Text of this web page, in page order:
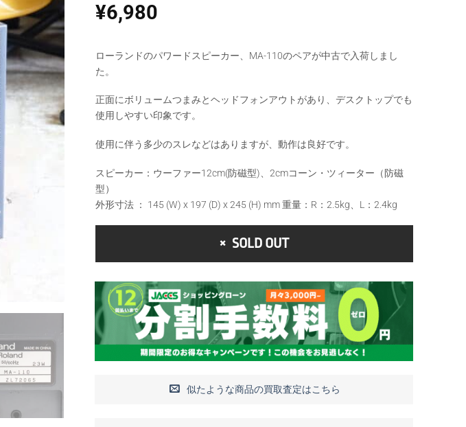
¥6,980
ローランドのパワードスピーカー、MA-110のペアが中古で入荷しまし
た。
正面にボリュームつまみとヘッドフォンアウトがあり、デスクトップでも
使用しやすい印象です。
使用に伴う多少のスレなどはありますが、動作は良好です。
スピーカー：ウーファー12cm(防磁型)、2cmコーン・ツィーター（防磁
型）
外形寸法 ： 145 (W) x 197 (D) x 245 (H) mm 重量：R：2.5kg、L：2.4kg
SOLD OUT
似たような商品の買取査定はこちら